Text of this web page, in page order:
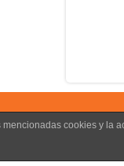
cookies y la